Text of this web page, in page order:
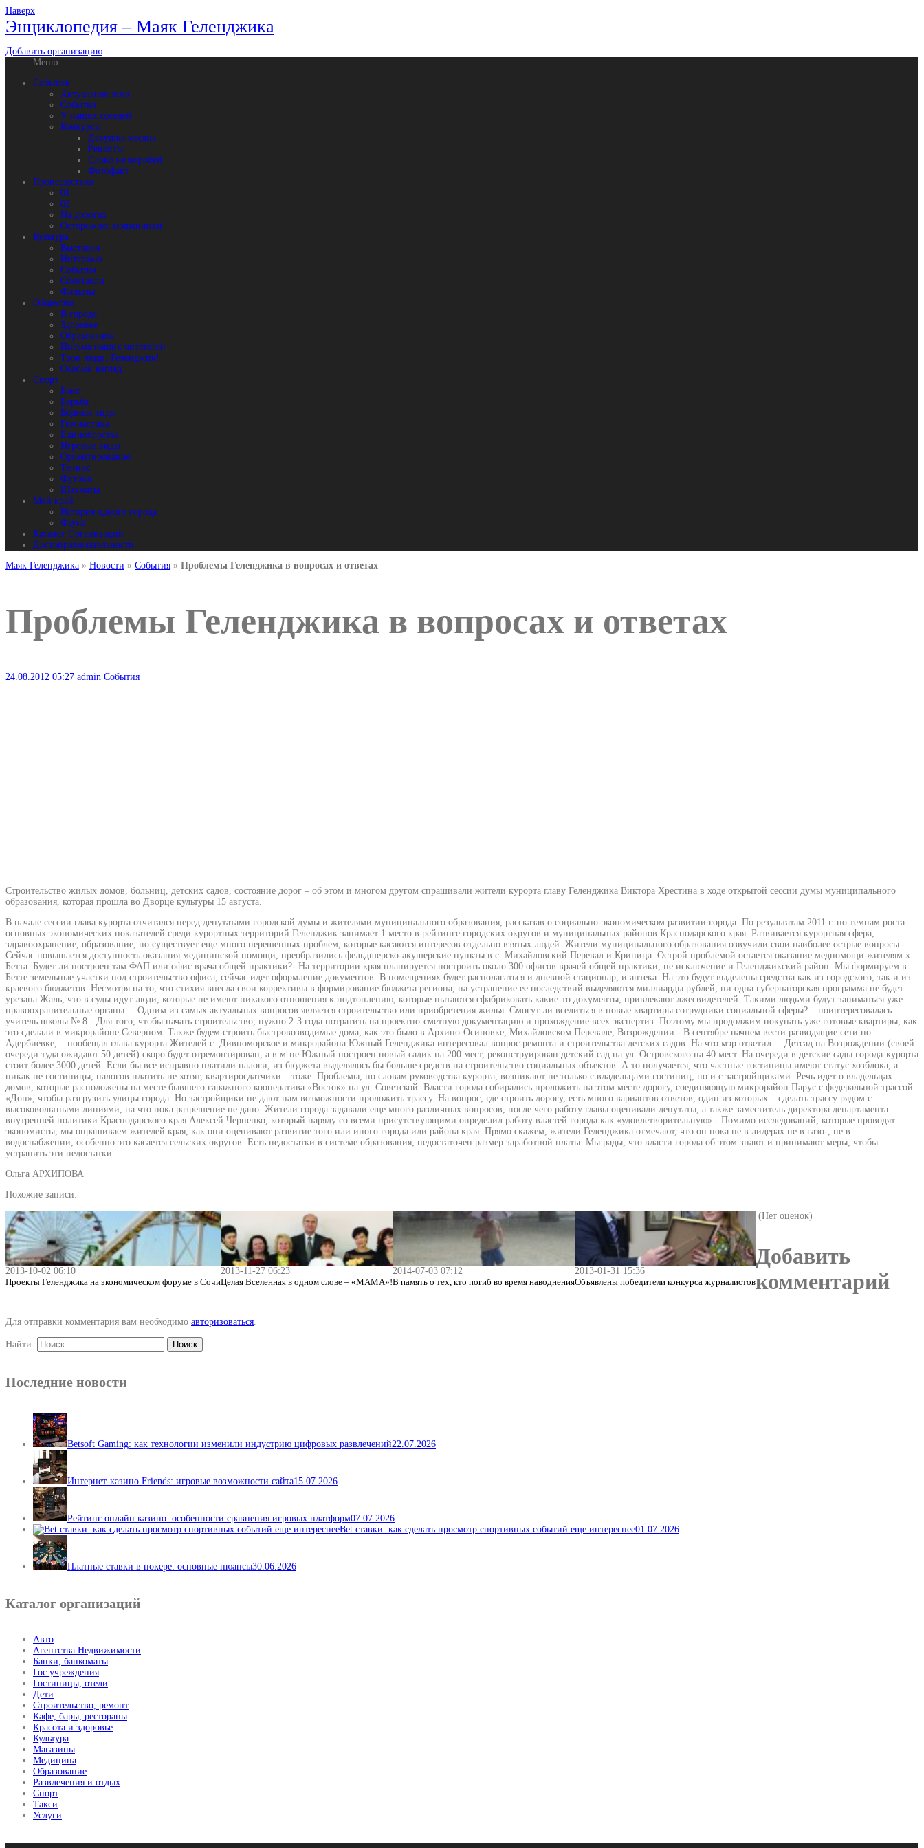
Наверх
Энциклопедия – Маяк Геленджика
Добавить организацию
Меню
События
Актуальная тема
События
У наших соседей
Конкурсы
Девушка месяца
Рецепты
Слово не воробей
Фотофакт
Происшествия
01
02
На дорогах
Осторожно: мошенники!
Культура
Выставки
Интервью
События
Спектакли
Фильмы
Общество
В городе
Здоровье
Образование
Письма наших читателей
Твои люди, Геленджик!
Особый взгляд
Спорт
Бокс
Борьба
Водные виды
Гимнастика
Единоборства
Игровые виды
Ориентирование
Теннис
Футбол
Шахматы
Мой край
История одного города
Фауна
Каталог Организаций
Достопримечательности
Маяк Геленджика » Новости » События » Проблемы Геленджика в вопросах и ответах
Проблемы Геленджика в вопросах и ответах
24.08.2012 05:27 admin События
Строительство жилых домов, больниц, детских садов, состояние дорог – об этом и многом другом спрашивали жители курорта главу Геленджика Виктора Хрестина в ходе открытой сессии думы муниципального
образования, которая прошла во Дворце культуры 15 августа.
В начале сессии глава курорта отчитался перед депутатами городской думы и жителями муниципального образования, рассказав о социально-экономическом развитии города. По результатам 2011 г. по темпам роста
основных экономических показателей среди курортных территорий Геленджик занимает 1 место в рейтинге городских округов и муниципальных районов Краснодарского края. Развивается курортная сфера,
здравоохранение, образование, но существует еще много нерешенных проблем, которые касаются интересов отдельно взятых людей. Жители муниципального образования озвучили свои наиболее острые вопросы:-
Сейчас повышается доступность оказания медицинской помощи, преобразились фельдшерско-акушерские пункты в с. Михайловский Перевал и Криница. Острой проблемой остается оказание медпомощи жителям х.
Бетта. Будет ли построен там ФАП или офис врача общей практики?- На территории края планируется построить около 300 офисов врачей общей практики, не исключение и Геленджикский район. Мы формируем в
Бетте земельные участки под строительство офиса, сейчас идет оформление документов. В помещениях будет располагаться и дневной стационар, и аптека. На это будут выделены средства как из городского, так и из
краевого бюджетов. Несмотря на то, что стихия внесла свои коррективы в формирование бюджета региона, на устранение ее последствий выделяются миллиарды рублей, ни одна губернаторская программа не будет
урезана.Жаль, что в суды идут люди, которые не имеют никакого отношения к подтоплению, которые пытаются сфабриковать какие-то документы, привлекают лжесвидетелей. Такими людьми будут заниматься уже
правоохранительные органы. – Одним из самых актуальных вопросов является строительство или приобретения жилья. Смогут ли вселиться в новые квартиры сотрудники социальной сферы? – поинтересовалась
учитель школы № 8.- Для того, чтобы начать строительство, нужно 2-3 года потратить на проектно-сметную документацию и прохождение всех экспертиз. Поэтому мы продолжим покупать уже готовые квартиры, как
это сделали в микрорайоне Северном. Также будем строить быстровозводимые дома, как это было в Архипо-Осиповке, Михайловском Перевале, Возрождении.- В сентябре начнем вести разводящие сети по
Адербиевке, – пообещал глава курорта.Жителей с. Дивноморское и микрорайона Южный Геленджика интересовал вопрос ремонта и строительства детских садов. На что мэр ответил: – Детсад на Возрождении (своей
очереди туда ожидают 50 детей) скоро будет отремонтирован, а в м-не Южный построен новый садик на 200 мест, реконструирован детский сад на ул. Островского на 40 мест. На очереди в детские сады города-курорта
стоит более 3000 детей. Если бы все исправно платили налоги, из бюджета выделялось бы больше средств на строительство социальных объектов. А то получается, что частные гостиницы имеют статус хозблока, а
никак не гостиницы, налогов платить не хотят, квартиросдатчики – тоже. Проблемы, по словам руководства курорта, возникают не только с владельцами гостиниц, но и с застройщиками. Речь идет о владельцах
домов, которые расположены на месте бывшего гаражного кооператива «Восток» на ул. Советской. Власти города собирались проложить на этом месте дорогу, соединяющую микрорайон Парус с федеральной трассой
«Дон», чтобы разгрузить улицы города. Но застройщики не дают нам возможности проложить трассу. На вопрос, где строить дорогу, есть много вариантов ответов, один из которых – сделать трассу рядом с
высоковольтными линиями, на что пока разрешение не дано. Жители города задавали еще много различных вопросов, после чего работу главы оценивали депутаты, а также заместитель директора департамента
внутренней политики Краснодарского края Алексей Черненко, который наряду со всеми присутствующими определил работу властей города как «удовлетворительную».- Помимо исследований, которые проводят
экономисты, мы опрашиваем жителей края, как они оценивают развитие того или иного города или района края. Прямо скажем, жители Геленджика отмечают, что он пока не в лидерах не в газо-, не в
водоснабжении, особенно это касается сельских округов. Есть недостатки в системе образования, недостаточен размер заработной платы. Мы рады, что власти города об этом знают и принимают меры, чтобы
устранить эти недостатки.
Ольга АРХИПОВА
Похожие записи:
2013-10-02 06:10
Проекты Геленджика на экономическом форуме в Сочи
2013-11-27 06:23
Целая Вселенная в одном слове – «МАМА»!
2014-07-03 07:12
В память о тех, кто погиб во время наводнения
2013-01-31 15:36
Объявлены победители конкурса журналистов
(Нет оценок)
Добавить
комментарий
Для отправки комментария вам необходимо авторизоваться
Найти:
Последние новости
Betsoft Gaming: как технологии изменили индустрию цифровых развлечений22.07.2026
Интернет-казино Friends: игровые возможности сайта15.07.2026
Рейтинг онлайн казино: особенности сравнения игровых платформ07.07.2026
Bet ставки: как сделать просмотр спортивных событий еще интереснее01.07.2026
Платные ставки в покере: основные нюансы30.06.2026
Каталог организаций
Авто
Агентства Недвижимости
Банки, банкоматы
Гос.учреждения
Гостиницы, отели
Дети
Строительство, ремонт
Кафе, бары, рестораны
Красота и здоровье
Культура
Магазины
Медицина
Образование
Развлечения и отдых
Спорт
Такси
Услуги